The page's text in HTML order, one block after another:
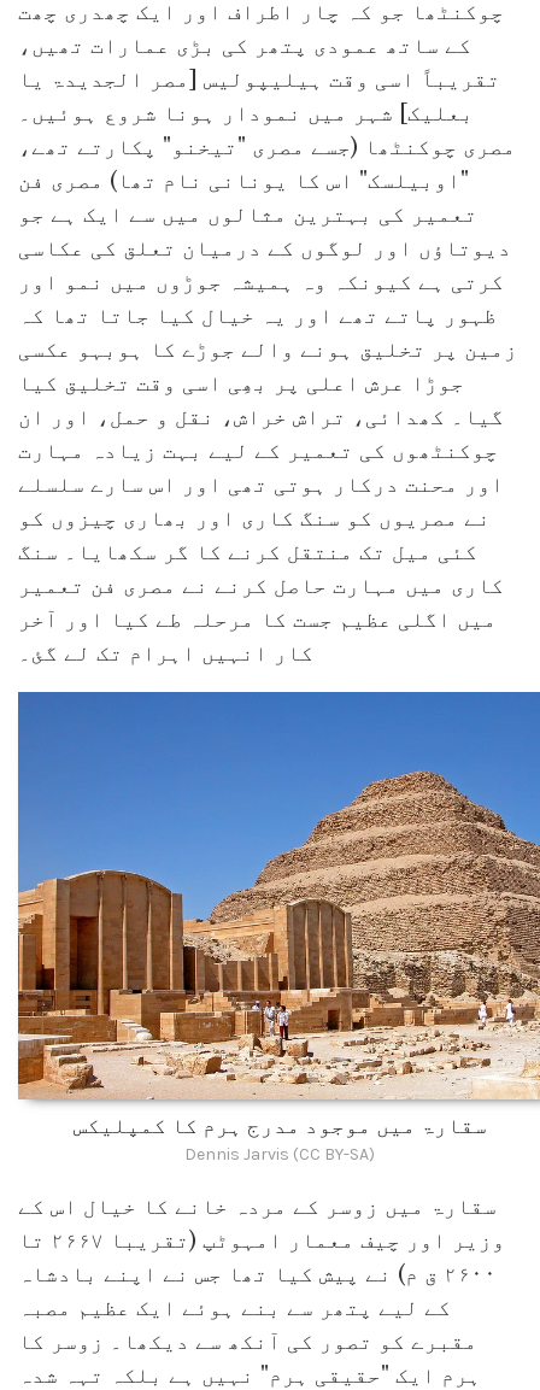
چوکنٹھا جو کہ چار اطراف اور ایک چھدری چھت
کے ساتھ عمودی پتھر کی بڑی عمارات تھیں،
تقریباً اسی وقت ہیلیپولیس [مصر الجدیدۃ یا
بعلیک] شہر میں نمودار ہونا شروع ہوئیں۔
مصری چوکنٹھا (جسے مصری "تیخنو" پکارتے تھے،
"اوبیلسک" اس کا یونانی نام تھا) مصری فن
تعمیر کی بہترین مثالوں میں سے ایک ہے جو
دیوتاؤں اور لوگوں کے درمیان تعلق کی عکاسی
کرتی ہے کیونکہ وہ ہمیشہ جوڑوں میں نمو اور
ظہور پاتے تھے اور یہ خیال کیا جاتا تھا کہ
زمین پر تخلیق ہونے والے جوڑے کا ہوبہو عکسی
جوڑا عرش اعلی پر بھِی اسی وقت تخلیق کیا
گیا۔ کھدائی، تراش خراش، نقل و حمل، اور ان
چوکنٹھوں کی تعمیر کے لیے بہت زیادہ مہارت
اور محنت درکار ہوتی تھی اور اس سارے سلسلے
نے مصریوں کو سنگ کاری اور بھاری چیزوں کو
کئی میل تک منتقل کرنے کا گر سکھایا۔ سنگ
کاری میں مہارت حاصل کرنے نے مصری فن تعمیر
میں اگلی عظیم جست کا مرحلہ طے کیا اور آخر
کار انہیں اہرام تک لے گئ۔
سقارۃ میں موجود مدرج ہرم کا کمپلیکس
Dennis Jarvis (CC BY-SA)
سقارۃ میں زوسر کے مردہ خانے کا خیال اس کے
وزیر اور چیف معمار امہوٹپ (تقریبا ۲۶۶۷ تا
۲۶۰۰ ق م) نے پیش کیا تھا جس نے اپنے بادشاہ
کے لیے پتھر سے بنے ہوئے ایک عظیم مصبہ
مقبرے کو تصور کی آنکھ سے دیکھا۔ زوسر کا
ہرم ایک "حقیقی ہرم" نہیں ہے بلکہ تہہ شدہ